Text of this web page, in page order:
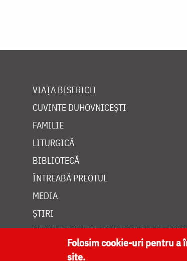
VIAȚA BISERICII
CUVINTE DUHOVNICEȘTI
FAMILIE
LITURGICĂ
BIBLIOTECĂ
ÎNTREABĂ PREOTUL
MEDIA
ȘTIRI
HRAMUL SFINTEI CUVIOASE
Folosim cookie-uri pentru
site.